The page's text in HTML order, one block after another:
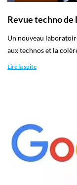
Revue techno de
Un nouveau
aux technos et la
Lire la suite